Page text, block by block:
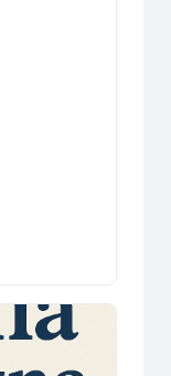
chemii medycznej -